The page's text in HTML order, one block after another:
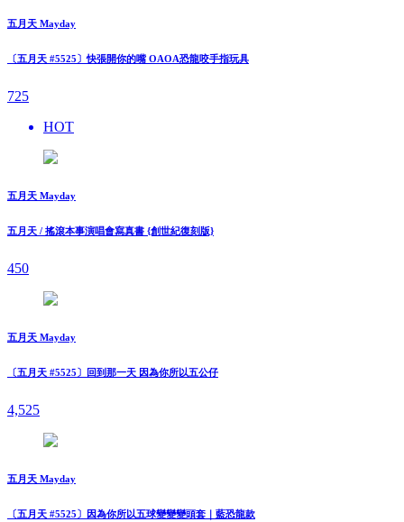
五月天 Mayday
〔五月天 #5525〕快張開你的嘴 OAOA恐龍咬手指玩具
725
HOT
五月天 Mayday
五月天 / 搖滾本事演唱會寫真書 {創世紀復刻版}
450
五月天 Mayday
〔五月天 #5525〕回到那一天 因為你所以五公仔
4,525
五月天 Mayday
〔五月天 #5525〕因為你所以五球變變變頭套｜藍恐龍款